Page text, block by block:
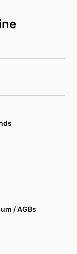
/ AGBs